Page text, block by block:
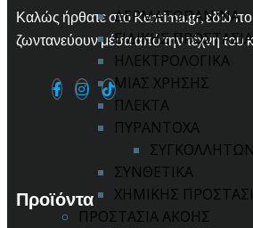
ΔΕΡΜΑΤΟΠΑΝΙΝΑ
ΕΙΔΙΚΗΣ
ΗΛΕΚΤΡΟΛΟΓΙΚΑ
ΜΙΑΣ ΧΡΗΣΗΣ
ΠΛΕΚΤΑ
ΠΥΡΑΝΤΟΧΑ
ΣΥΓΚΟΛΛΗΤΩΝ
ΣΥΝΘΕΤΙΚΑ
ΧΗΜΙΚΗΣ
ΠΡΟΣΤΑΣΙΑ ΑΚΟΗΣ
Καλώς ήρθατε στο Kentima.gr, εδώ που
ζωντανεύουν μέσα από την τέχνη του
Προϊόντα